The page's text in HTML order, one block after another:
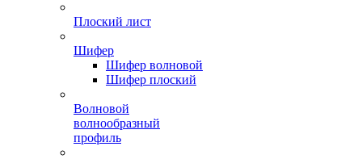
Плоский лист
Шифер
Шифер волновой
Шифер плоский
Волновой
волнообразный
профиль